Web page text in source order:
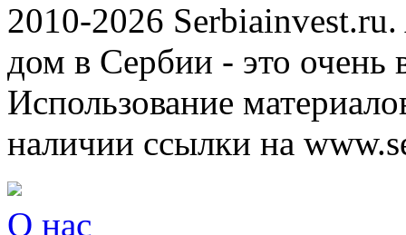
2010-2026
дом в Сербии - это очень
Использование
наличии ссылки на
О нас